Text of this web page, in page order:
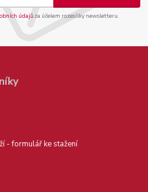
údajůza účelem rozesílky newsletteru.
- formulář ke stažení